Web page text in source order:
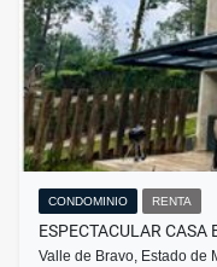
CONDOMINIO RENTA
ESPECTACULAR CASA
Valle de Bravo, Estado de